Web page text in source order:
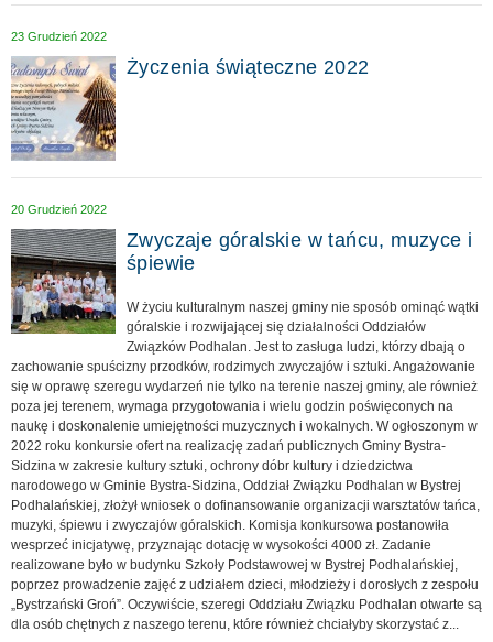
23 Grudzień 2022
Życzenia świąteczne 2022
20 Grudzień 2022
Zwyczaje góralskie w tańcu, muzyce i
śpiewie
W życiu kulturalnym naszej gminy nie sposób ominąć wątki
góralskie i rozwijającej się działalności Oddziałów
Związków Podhalan. Jest to zasługa ludzi, którzy dbają o
zachowanie spuścizny przodków, rodzimych zwyczajów i sztuki. Angażowanie
się w oprawę szeregu wydarzeń nie tylko na terenie naszej gminy, ale również
poza jej terenem, wymaga przygotowania i wielu godzin poświęconych na
naukę i doskonalenie umiejętności muzycznych i wokalnych. W ogłoszonym w
2022 roku konkursie ofert na realizację zadań publicznych Gminy Bystra-
Sidzina w zakresie kultury sztuki, ochrony dóbr kultury i dziedzictwa
narodowego w Gminie Bystra-Sidzina, Oddział Związku Podhalan w Bystrej
Podhalańskiej, złożył wniosek o dofinansowanie organizacji warsztatów tańca,
muzyki, śpiewu i zwyczajów góralskich. Komisja konkursowa postanowiła
wesprzeć inicjatywę, przyznając dotację w wysokości 4000 zł. Zadanie
realizowane było w budynku Szkoły Podstawowej w Bystrej Podhalańskiej,
poprzez prowadzenie zajęć z udziałem dzieci, młodzieży i dorosłych z zespołu
„Bystrzański Groń”. Oczywiście, szeregi Oddziału Związku Podhalan otwarte są
dla osób chętnych z naszego terenu, które również chciałyby skorzystać z...